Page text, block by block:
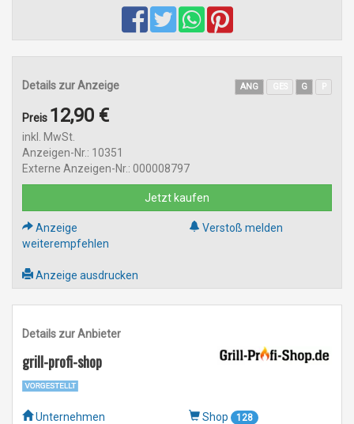
Details zur Anzeige ANG G
Preis 12,90 €
inkl. MwSt.
Anzeigen-Nr.: 10351
Externe Anzeigen-Nr.: 000008797
Jetzt kaufen
Anzeige
weiterempfehlen
Verstoß melden
Anzeige ausdrucken
Details zur Anbieter
grill-profi-shop
Unternehmen Shop 128